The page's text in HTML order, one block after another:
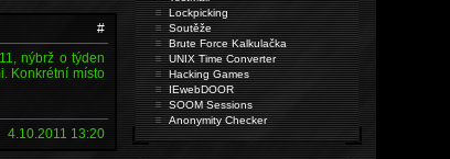
#
nýbrž o týden
Konkrétní místo
4.10.2011 13:20
Lockpicking
Soutěže
Brute Force Kalkulačka
UNIX Time Converter
Hacking Games
IEwebDOOR
SOOM Sessions
Anonymity Checker